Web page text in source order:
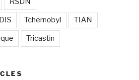
Tchernobyl TIAN
Tricastin